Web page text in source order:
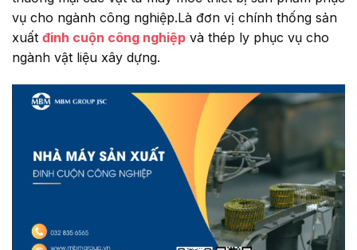
vụ cho ngành công nghiệp.Là đơn vị chính thống sản
xuất đinh cuộn công nghiệp và thép ly phục vụ cho
ngành vật liệu xây dựng.